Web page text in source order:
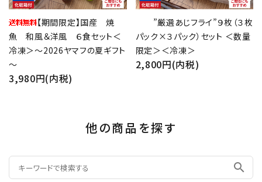
【期間限定】国産 焼
魚 和風＆洋風 ６食セット＜
冷凍＞～2026ヤマフの夏ギフト
～
3,980円(内税)
”厳選あじフライ”９枚（３枚
パック×３パック）セット ＜数量
限定＞＜冷凍＞
2,800円(内税)
他の商品を探す
search